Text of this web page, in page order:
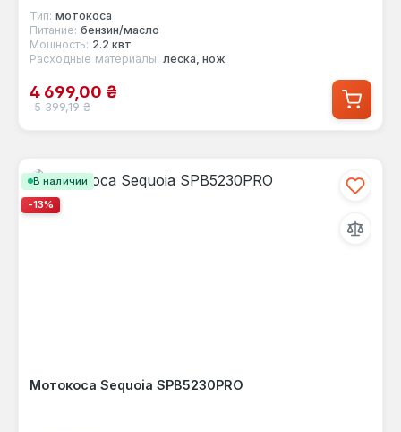
Тип: мотокоса
Питание: бензин/масло
Мощность: 2.2 квт
Расходные материалы: леска, нож
Цена продажи:
4 699,00 ₴
Обычная цена:
5 399,19 ₴
В наличии
-13%
Мотокоса Sequoia SPB5230PRO